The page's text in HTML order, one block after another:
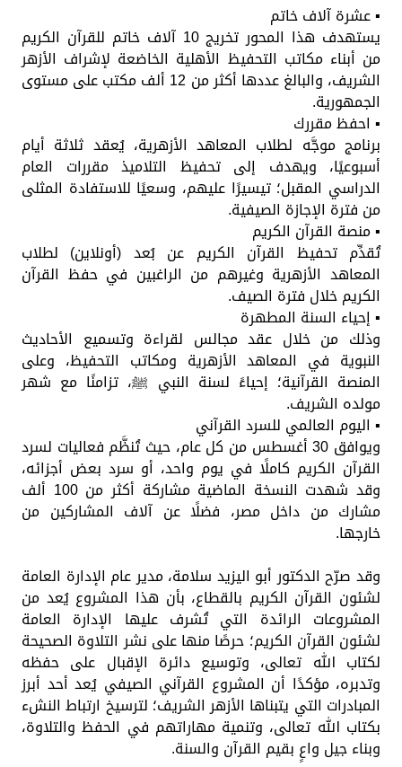
▪️ عشرة آلاف خاتم
يستهدف هذا المحور تخريج 10 آلاف خاتم للقرآن الكريم
من أبناء مكاتب التحفيظ الأهلية الخاضعة لإشراف الأزهر
الشريف، والبالغ عددها أكثر من 12 ألف مكتب على مستوى
الجمهورية.
▪️ احفظ مقررك
برنامج موجَّه لطلاب المعاهد الأزهرية، يُعقد ثلاثة أيام
أسبوعيًا، ويهدف إلى تحفيظ التلاميذ مقررات العام
الدراسي المقبل؛ تيسيرًا عليهم، وسعيًا للاستفادة المثلى
من فترة الإجازة الصيفية.
▪️ منصة القرآن الكريم
تُقدِّم تحفيظ القرآن الكريم عن بُعد (أونلاين) لطلاب
المعاهد الأزهرية وغيرهم من الراغبين في حفظ القرآن
الكريم خلال فترة الصيف.
▪️ إحياء السنة المطهرة
وذلك من خلال عقد مجالس لقراءة وتسميع الأحاديث
النبوية في المعاهد الأزهرية ومكاتب التحفيظ، وعلى
المنصة القرآنية؛ إحياءً لسنة النبي ﷺ، تزامنًا مع شهر
مولده الشريف.
▪️ اليوم العالمي للسرد القرآني
ويوافق 30 أغسطس من كل عام، حيث تُنظَّم فعاليات لسرد
القرآن الكريم كاملًا في يوم واحد، أو سرد بعض أجزائه،
وقد شهدت النسخة الماضية مشاركة أكثر من 100 ألف
مشارك من داخل مصر، فضلًا عن آلاف المشاركين من
خارجها.
وقد صرّح الدكتور أبو اليزيد سلامة، مدير عام الإدارة العامة
لشئون القرآن الكريم بالقطاع، بأن هذا المشروع يُعد من
المشروعات الرائدة التي تُشرف عليها الإدارة العامة
لشئون القرآن الكريم؛ حرصًا منها على نشر التلاوة الصحيحة
لكتاب الله تعالى، وتوسيع دائرة الإقبال على حفظه
وتدبره، مؤكدًا أن المشروع القرآني الصيفي يُعد أحد أبرز
المبادرات التي يتبناها الأزهر الشريف؛ لترسيخ ارتباط النشء
بكتاب الله تعالى، وتنمية مهاراتهم في الحفظ والتلاوة،
وبناء جيل واعٍ بقيم القرآن والسنة.